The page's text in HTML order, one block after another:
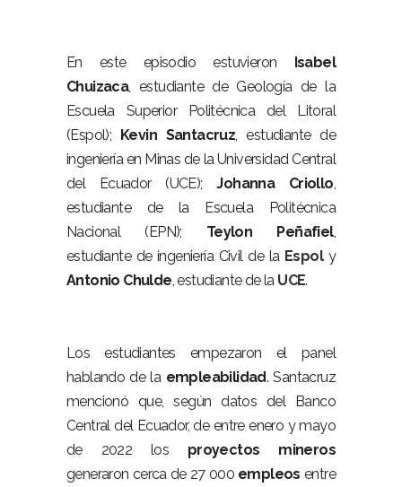
En este episodio estuvieron Isabel
Chuizaca, estudiante de Geología de la
Escuela Superior Politécnica del Litoral
(Espol); Kevin Santacruz, estudiante de
ingeniería en Minas de la Universidad Central
del Ecuador (UCE);Johanna Criollo,
estudiante de la Escuela Politécnica
Nacional (EPN); Teylon Peñafiel,
estudiante de ingeniería Civil de la Espol y
Antonio Chulde, estudiante de la UCE.
Los estudiantes empezaron el panel
hablando de la empleabilidad. Santacruz
mencionó que, según datos del Banco
Central del Ecuador, de entre enero y mayo
de 2022 los proyectos
mineros
generaron cerca de 27 000 empleos entre